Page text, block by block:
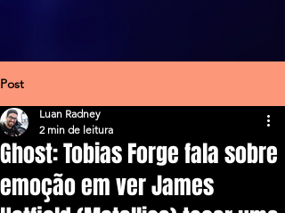
Post
Ghost: Tobias Forge fala sobre
emoção em ver James
Luan Radney
2 min de leitura